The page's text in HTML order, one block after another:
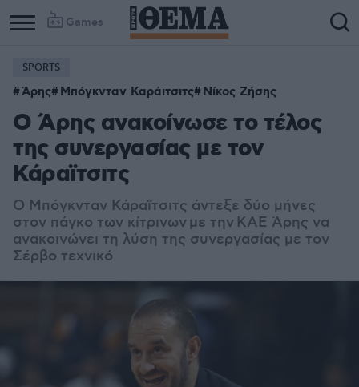
Games
SPORTS
Άρης Μπόγκνταν Καράιτσιτς Νίκος Ζήσης
Ο Άρης ανακοίνωσε το τέλος
της συνεργασίας με τον
Κάραϊτσιτς
Ο Μπόγκνταν Κάραϊτσιτς άντεξε δύο μήνες
στον πάγκο των κίτρινων με την ΚΑΕ Άρης να
ανακοινώνει τη λύση της συνεργασίας με τον
Σέρβο τεχνικό